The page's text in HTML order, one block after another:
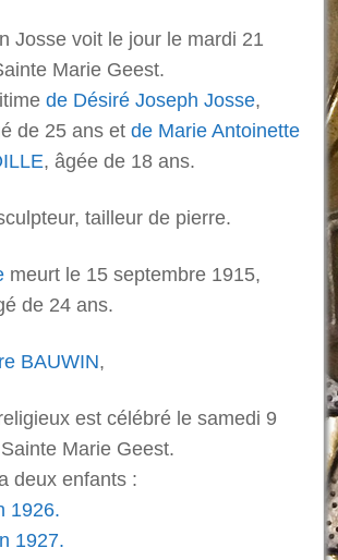
Josse voit le jour le mardi 21
Marie Geest.
de Désiré Joseph Josse,
de 25 ans etde Marie Antoinette
, âgée de 18 ans.
tailleur de pierre.
meurt le 15 septembre 1915,
de 24 ans.
BAUWIN,
est célébré le samedi 9
Marie Geest.
deux enfants :
1926.
1927.